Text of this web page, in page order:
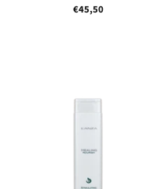
Normale
€45,50